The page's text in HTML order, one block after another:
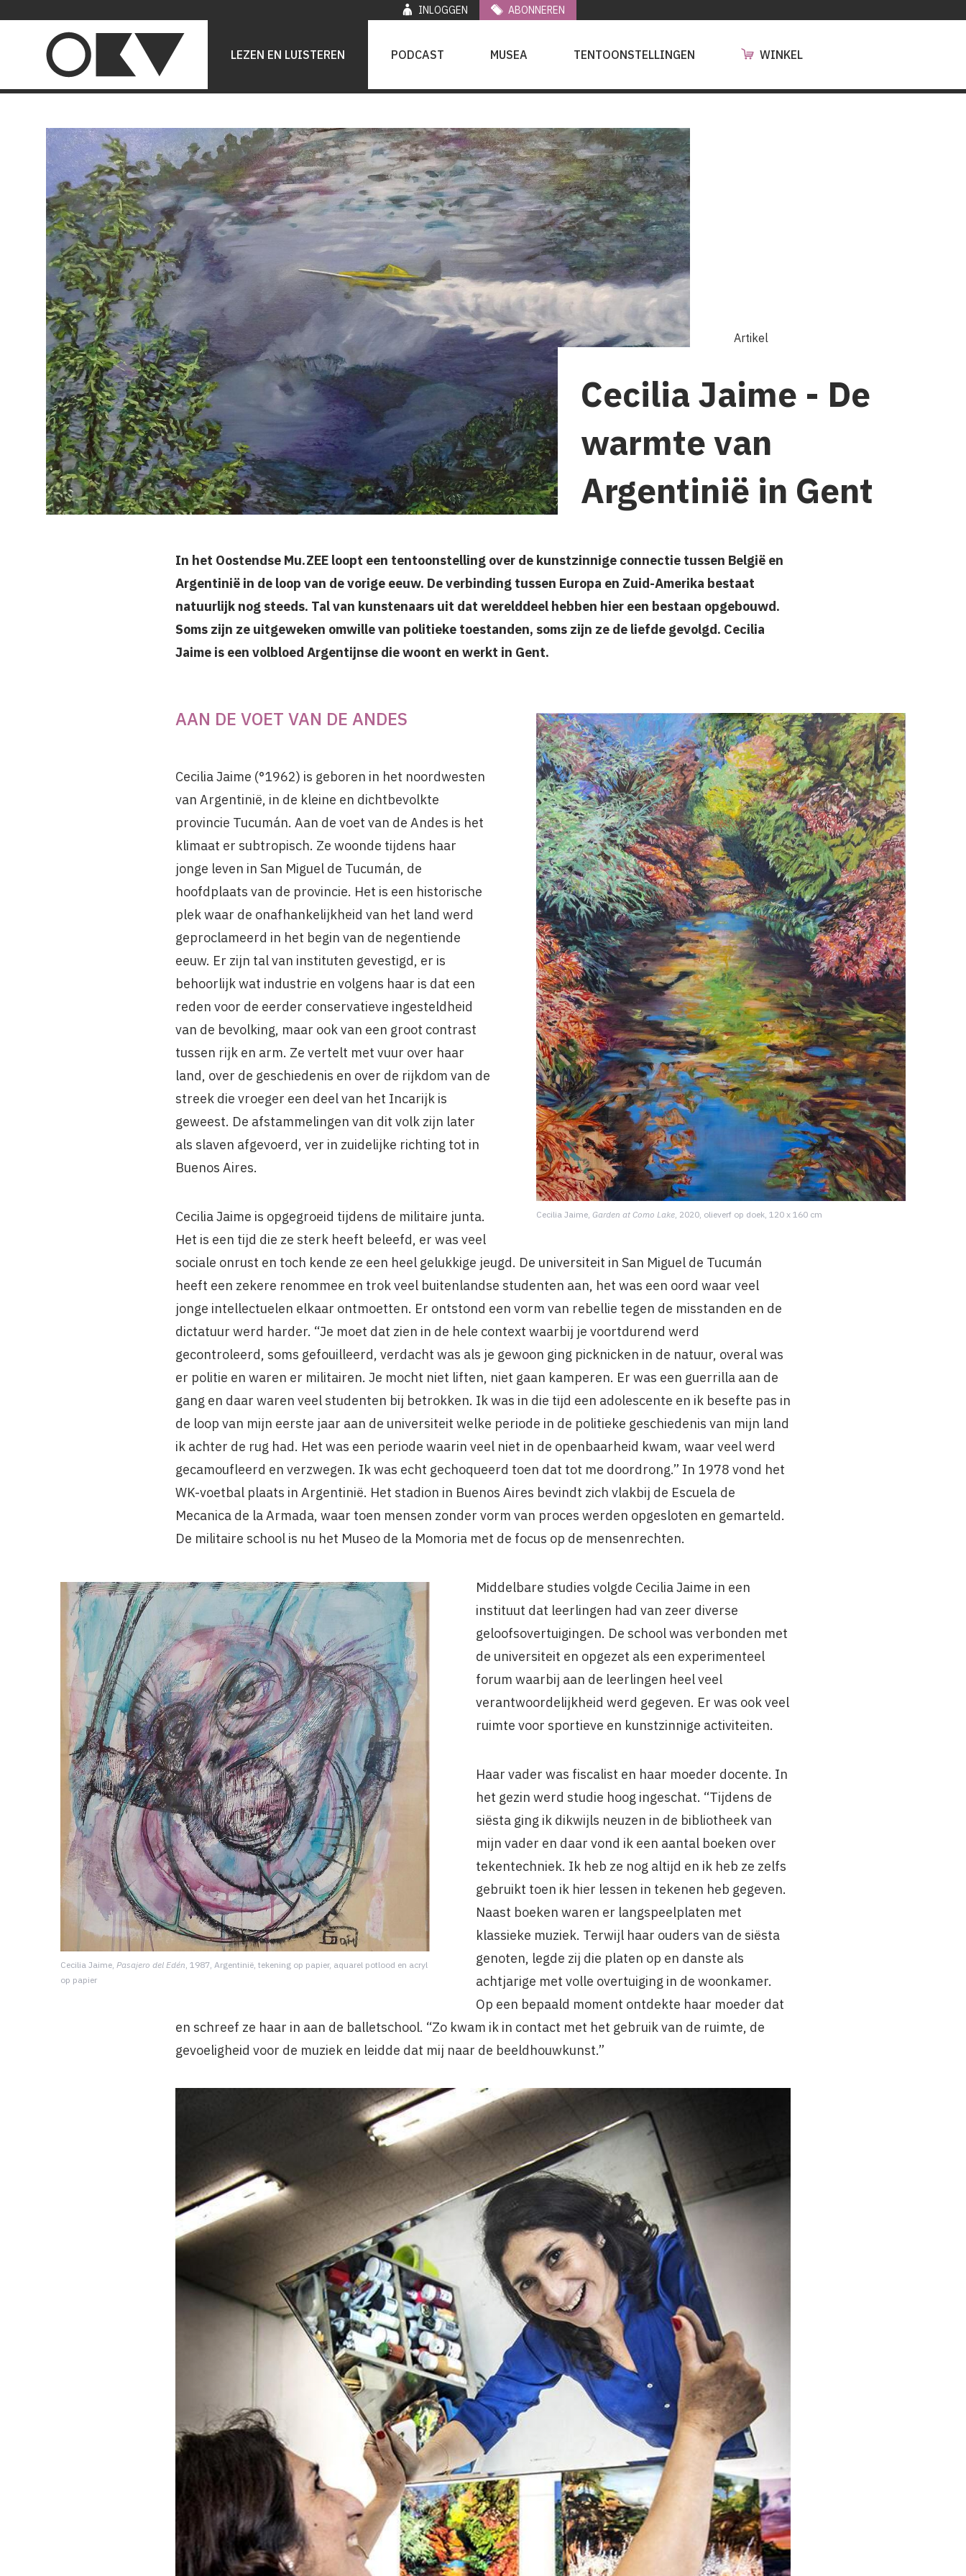
INLOGGEN ABONNEREN
navigation
LEZEN EN LUISTEREN PODCAST MUSEA TENTOONSTELLINGEN WINKEL
Cecilia Jaime - De
warmte van
Argentinië in Gent
Artikel
In het Oostendse Mu.ZEE loopt een tentoonstelling over de kunstzinnige connectie tussen België en
Argentinië in de loop van de vorige eeuw. De verbinding tussen Europa en Zuid-Amerika bestaat
natuurlijk nog steeds. Tal van kunstenaars uit dat werelddeel hebben hier een bestaan opgebouwd.
Soms zijn ze uitgeweken omwille van politieke toestanden, soms zijn ze de liefde gevolgd. Cecilia
Jaime is een volbloed Argentijnse die woont en werkt in Gent.
Cecilia Jaime,Garden at Como Lake, 2020, olieverf op doek, 120 x 160 cm
AAN DE VOET VAN DE ANDES
Cecilia Jaime (°1962) is geboren in het noordwesten
van Argentinië, in de kleine en dichtbevolkte
provincie Tucumán. Aan de voet van de Andes is het
klimaat er subtropisch. Ze woonde tijdens haar
jonge leven in San Miguel de Tucumán, de
hoofdplaats van de provincie. Het is een historische
plek waar de onafhankelijkheid van het land werd
geproclameerd in het begin van de negentiende
eeuw. Er zijn tal van instituten gevestigd, er is
behoorlijk wat industrie en volgens haar is dat een
reden voor de eerder conservatieve ingesteldheid
van de bevolking, maar ook van een groot contrast
tussen rijk en arm. Ze vertelt met vuur over haar
land, over de geschiedenis en over de rijkdom van de
streek die vroeger een deel van het Incarijk is
geweest. De afstammelingen van dit volk zijn later
als slaven afgevoerd, ver in zuidelijke richting tot in
Buenos Aires.
Cecilia Jaime is opgegroeid tijdens de militaire junta.
Het is een tijd die ze sterk heeft beleefd, er was veel
sociale onrust en toch kende ze een heel gelukkige jeugd. De universiteit in San Miguel de Tucumán
heeft een zekere renommee en trok veel buitenlandse studenten aan, het was een oord waar veel
jonge intellectuelen elkaar ontmoetten. Er ontstond een vorm van rebellie tegen de misstanden en de
dictatuur werd harder. “Je moet dat zien in de hele context waarbij je voortdurend werd
gecontroleerd, soms gefouilleerd, verdacht was als je gewoon ging picknicken in de natuur, overal was
er politie en waren er militairen. Je mocht niet liften, niet gaan kamperen. Er was een guerrilla aan de
gang en daar waren veel studenten bij betrokken. Ik was in die tijd een adolescente en ik besefte pas in
de loop van mijn eerste jaar aan de universiteit welke periode in de politieke geschiedenis van mijn land
ik achter de rug had. Het was een periode waarin veel niet in de openbaarheid kwam, waar veel werd
gecamoufleerd en verzwegen. Ik was echt gechoqueerd toen dat tot me doordrong.” In 1978 vond het
WK-voetbal plaats in Argentinië. Het stadion in Buenos Aires bevindt zich vlakbij de Escuela de
Mecanica de la Armada, waar toen mensen zonder vorm van proces werden opgesloten en gemarteld.
De militaire school is nu het Museo de la Momoria met de focus op de mensenrechten.
Cecilia Jaime, Pasajero del Edén , 1987, Argentinië, tekening op papier, aquarel potlood en acryl
op papier
Middelbare studies volgde Cecilia Jaime in een
instituut dat leerlingen had van zeer diverse
geloofsovertuigingen. De school was verbonden met
de universiteit en opgezet als een experimenteel
forum waarbij aan de leerlingen heel veel
verantwoordelijkheid werd gegeven. Er was ook veel
ruimte voor sportieve en kunstzinnige activiteiten.
Haar vader was fiscalist en haar moeder docente. In
het gezin werd studie hoog ingeschat. “Tijdens de
siësta ging ik dikwijls neuzen in de bibliotheek van
mijn vader en daar vond ik een aantal boeken over
tekentechniek. Ik heb ze nog altijd en ik heb ze zelfs
gebruikt toen ik hier lessen in tekenen heb gegeven.
Naast boeken waren er langspeelplaten met
klassieke muziek. Terwijl haar ouders van de siësta
genoten, legde zij die platen op en danste als
achtjarige met volle overtuiging in de woonkamer.
Op een bepaald moment ontdekte haar moeder dat
en schreef ze haar in aan de balletschool. “Zo kwam ik in contact met het gebruik van de ruimte, de
gevoeligheid voor de muziek en leidde dat mij naar de beeldhouwkunst.”